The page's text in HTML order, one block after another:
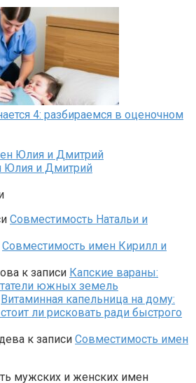
4: разбираемся в оценочном
Юлия и Дмитрий
Совместимость Натальи и
Совместимость имен Кирилл и
к записи Капские вараны:
южных земель
Витаминная капельница на дому:
ли рисковать ради быстрого
к записи Совместимость имен
мужских и женских имен